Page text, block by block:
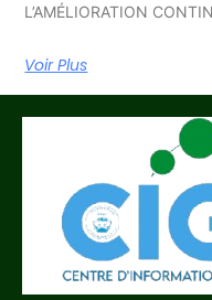
L’AMÉLIORATION
Voir Plus